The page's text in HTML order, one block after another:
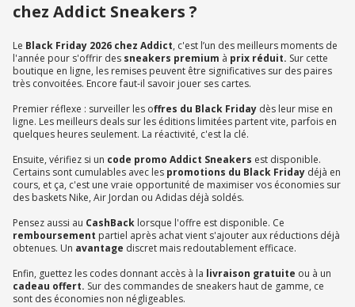
chez Addict Sneakers ?
Le Black Friday 2026 chez Addict, c'est l’un des meilleurs moments de
l'année pour s'offrir des sneakers premium à prix réduit. Sur cette
boutique en ligne, les remises peuvent être significatives sur des paires
très convoitées. Encore faut-il savoir jouer ses cartes.
Premier réflexe : surveiller les offres du Black Friday dès leur mise en
ligne. Les meilleurs deals sur les éditions limitées partent vite, parfois en
quelques heures seulement. La réactivité, c'est la clé.
Ensuite, vérifiez si un code promo Addict Sneakers est disponible.
Certains sont cumulables avec les promotions du Black Friday déjà en
cours, et ça, c'est une vraie opportunité de maximiser vos économies sur
des baskets Nike, Air Jordan ou Adidas déjà soldés.
Pensez aussi au CashBack lorsque l'offre est disponible. Ce
remboursement partiel après achat vient s'ajouter aux réductions déjà
obtenues. Un avantage discret mais redoutablement efficace.
Enfin, guettez les codes donnant accès à la livraison gratuite ou à un
cadeau offert. Sur des commandes de sneakers haut de gamme, ce
sont des économies non négligeables.